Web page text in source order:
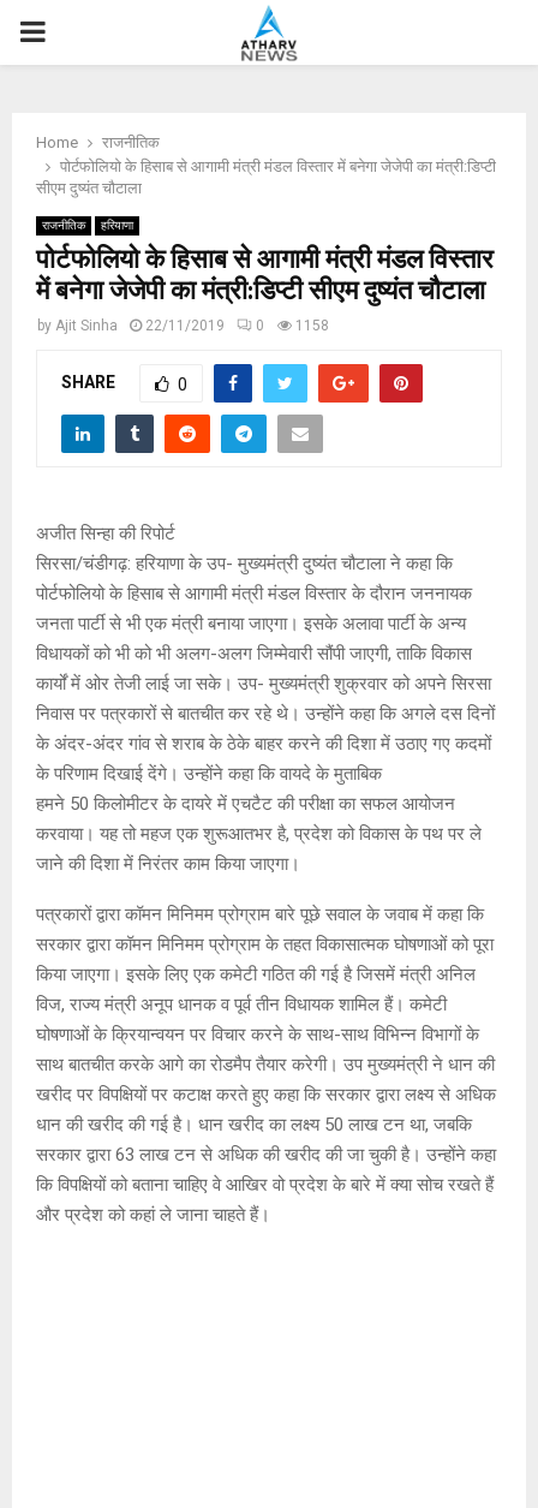
P
M
A
E
N
U
Home
राजनीतिक
पोर्टफोलियो के हिसाब से आगामी मंत्री मंडल विस्तार में बनेगा जेजेपी का मंत्री:डिप्टी
सीएम दुष्यंत चौटाला
राजनीतिक हरियाणा
पोर्टफोलियो के हिसाब से आगामी मंत्री मंडल विस्तार
में बनेगा जेजेपी का मंत्री:डिप्टी सीएम दुष्यंत चौटाला
by Ajit Sinha 22/11/2019 0 1158
SHARE 0
अजीत सिन्हा की रिपोर्ट
सिरसा/चंडीगढ़: हरियाणा के उप- मुख्यमंत्री दुष्यंत चौटाला ने कहा कि
पोर्टफोलियो के हिसाब से आगामी मंत्री मंडल विस्तार के दौरान जननायक
जनता पार्टी से भी एक मंत्री बनाया जाएगा। इसके अलावा पार्टी के अन्य
विधायकों को भी को भी अलग-अलग जिम्मेवारी सौंपी जाएगी, ताकि विकास
कार्यों में ओर तेजी लाई जा सके। उप- मुख्यमंत्री शुक्रवार को अपने सिरसा
निवास पर पत्रकारों से बातचीत कर रहे थे। उन्होंने कहा कि अगले दस दिनों
के अंदर-अंदर गांव से शराब के ठेके बाहर करने की दिशा में उठाए गए कदमों
के परिणाम दिखाई देंगे। उन्होंने कहा कि वायदे के मुताबिक
हमने 50 किलोमीटर के दायरे में एचटैट की परीक्षा का सफल आयोजन
करवाया। यह तो महज एक शुरूआतभर है, प्रदेश को विकास के पथ पर ले
जाने की दिशा में निरंतर काम किया जाएगा।
पत्रकारों द्वारा कॉमन मिनिमम प्रोग्राम बारे पूछे सवाल के जवाब में कहा कि
सरकार द्वारा कॉमन मिनिमम प्रोग्राम के तहत विकासात्मक घोषणाओं को पूरा
किया जाएगा। इसके लिए एक कमेटी गठित की गई है जिसमें मंत्री अनिल
विज, राज्य मंत्री अनूप धानक व पूर्व तीन विधायक शामिल हैं। कमेटी
घोषणाओं के क्रियान्वयन पर विचार करने के साथ-साथ विभिन्न विभागों के
साथ बातचीत करके आगे का रोडमैप तैयार करेगी। उप मुख्यमंत्री ने धान की
खरीद पर विपक्षियों पर कटाक्ष करते हुए कहा कि सरकार द्वारा लक्ष्य से अधिक
धान की खरीद की गई है। धान खरीद का लक्ष्य 50 लाख टन था, जबकि
सरकार द्वारा 63 लाख टन से अधिक की खरीद की जा चुकी है। उन्होंने कहा
कि विपक्षियों को बताना चाहिए वे आखिर वो प्रदेश के बारे में क्या सोच रखते हैं
और प्रदेश को कहां ले जाना चाहते हैं।